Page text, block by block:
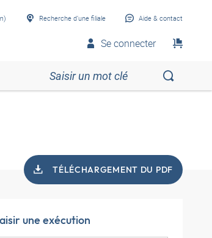
Recherche d’une filiale Aide & contact
Se connecter
TÉLÉCHARGEMENT DU PDF
une exécution